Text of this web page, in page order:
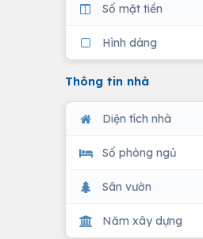
Số mặt tiền
Hình dáng
Thông tin nhà
Diện tích nhà
Số phòng ngủ
Sân vườn
Năm xây dựng